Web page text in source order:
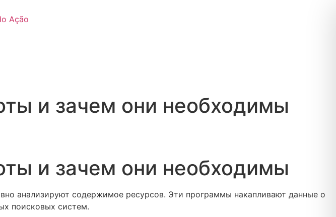
и зачем они необходимы
и зачем они необходимы
анализируют содержимое ресурсов. Эти программы накапливают данные о
поисковых систем.